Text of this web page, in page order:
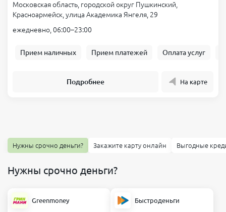
Московская область, городской округ Пушкинский,
Красноармейск, улица Академика Янгеля, 29
ежедневно, 06:00–23:00
Прием наличных Прием платежей Оплата услуг
Подробнее На карте
Нужны срочно деньги? Закажите карту онлайн Выгодные
Нужны срочно деньги?
Greenmoney Быстроденьги